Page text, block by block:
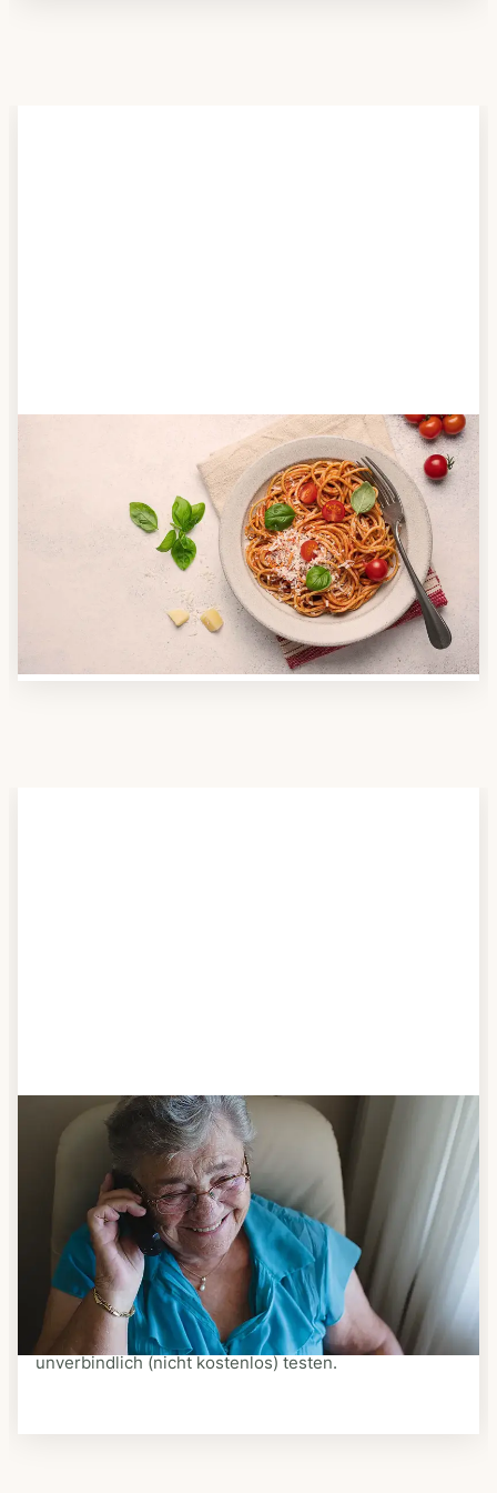
Anbieter finden
Nutzen Sie unsere große Mahlzeiten-Dienst-Suche,
um herauszufinden, welche Anbieter es in Ihrer
Region gibt und welcher am besten zu Ihnen passt.
Verschaffen Sie sich auch einen Überblick über die
Essen auf Rädern-Kosten.
Schritt 3
Bestellen & liefern lassen
Suchen Sie sich aus dem Speiseplan Ihres Anbieters
aus, was Ihnen schmeckt. Bestellen Sie telefonisch,
schriftlich oder im Online-Shop Ihres Anbieters.
Ein Kurier liefert Ihnen das bestellte Essen zum
vereinbarten Zeitpunkt nach Hause. Bei vielen
Anbietern können Sie Essen auf Rädern auch
unverbindlich (nicht kostenlos) testen.